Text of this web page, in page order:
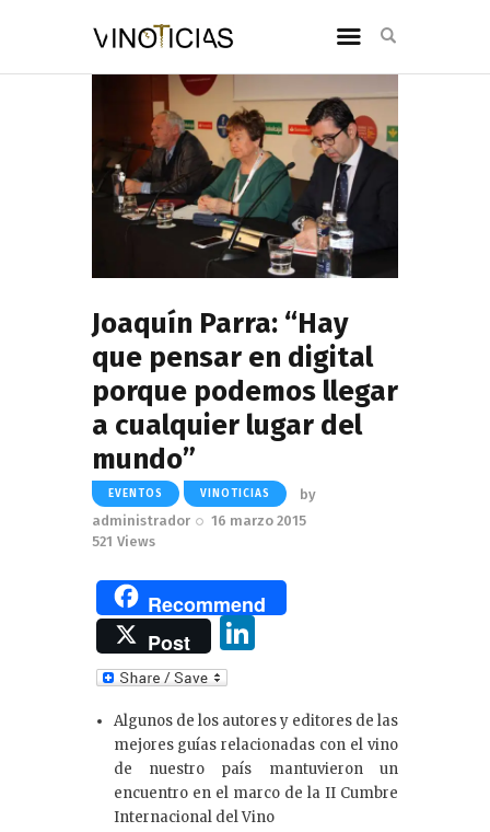
Joaquín Parra: “Hay
que pensar en digital
porque podemos llegar
a cualquier lugar del
mundo”
EVENTOS VINOTICIAS
by
administrador
16 marzo 2015
521 Views
Recommend
Post
e
dI
n
Algunos de los autores y editores de las
mejores guías relacionadas con el vino
de nuestro país mantuvieron un
encuentro en el marco de la II Cumbre
Internacional del Vino